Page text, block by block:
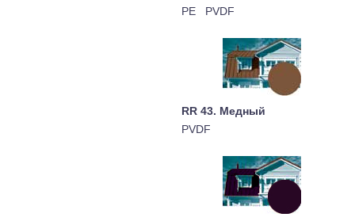
PE PVDF
RR 43. Медный
PVDF